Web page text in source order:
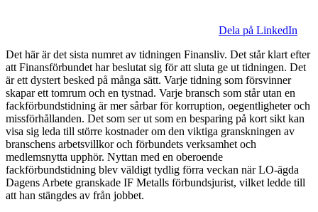
Dela på LinkedIn
Det här är det sista numret av tidningen Finansliv. Det står klart efter
att Finansförbundet har beslutat sig för att sluta ge ut tidningen. Det
är ett dystert besked på många sätt. Varje tidning som försvinner
skapar ett tomrum och en tystnad. Varje bransch som står utan en
fackförbundstidning är mer sårbar för korruption, oegentligheter och
missförhållanden. Det som ser ut som en besparing på kort sikt kan
visa sig leda till större kostnader om den viktiga granskningen av
branschens arbetsvillkor och förbundets verksamhet och
medlemsnytta upphör. Nyttan med en oberoende
fackförbundstidning blev väldigt tydlig förra veckan när LO-ägda
Dagens Arbete granskade IF Metalls förbunds­jurist, vilket ledde till
att han stängdes av från jobbet.